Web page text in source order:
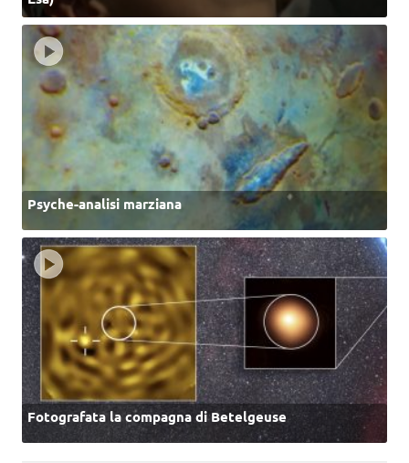
Psyche-analisi marziana
Fotografata la compagna di Betelgeuse